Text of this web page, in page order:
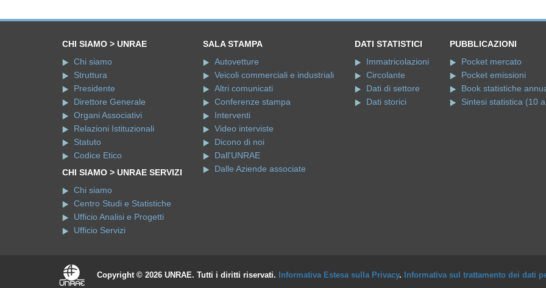
CHI SIAMO > UNRAE
Chi siamo
Struttura
Presidente
Direttore Generale
Organi Associativi
Relazioni Istituzionali
Statuto
Codice Etico
CHI SIAMO > UNRAE SERVIZI
Chi siamo
Centro Studi e Statistiche
Ufficio Analisi e Progetti
Ufficio Servizi
SALA STAMPA
Autovetture
Veicoli commerciali e industriali
Altri comunicati
Conferenze stampa
Interventi
Video interviste
Dicono di noi
Dall'UNRAE
Dalle Aziende associate
DATI STATISTICI
Immatricolazioni
Circolante
Dati di settore
Dati storici
PUBBLICAZIONI
Pocket mercato
Pocket emissioni
Book statistiche
Sintesi statistica (10
Copyright © 2026 UNRAE. Tutti i diritti riservati. Informativa Estesa sulla Privacy. Informativa sul trattamento dei dati